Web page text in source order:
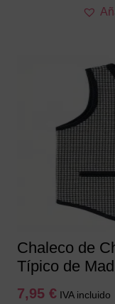
Chaleco de
Típico de
7,95 € IVA incluido